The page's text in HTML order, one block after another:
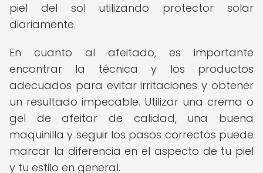
piel del sol utilizando protector solar
diariamente.
En cuanto al afeitado, es importante
encontrar la técnica y los productos
adecuados para evitar irritaciones y obtener
un resultado impecable. Utilizar una crema o
gel de afeitar de calidad, una buena
maquinilla y seguir los pasos correctos puede
marcar la diferencia en el aspecto de tu piel
y tu estilo en general.